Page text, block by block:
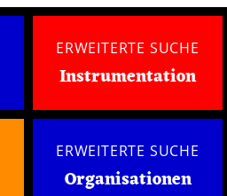
ERWEITERTE SUCHE
Instrumentation
ERWEITERTE SUCHE
Organisationen